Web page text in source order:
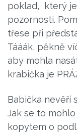
poklad, který
pozornosti.
třese při
Tááák, pěkně
aby mohla
krabička je
Babička nevěří
Jak se to
kopytem o